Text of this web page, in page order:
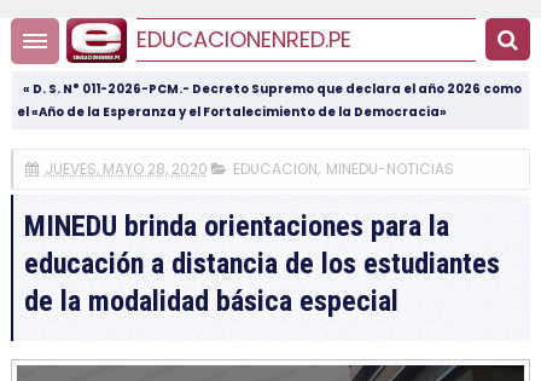
EDUCACIONENRED.PE
« D. S. N° 011-2026-PCM.- Decreto Supremo que declara el año 2026 como
el «Año de la Esperanza y el Fortalecimiento de la Democracia»
JUEVES, MAYO 28, 2020 EDUCACION, MINEDU-NOTICIAS
MINEDU brinda orientaciones para la
educación a distancia de los estudiantes
de la modalidad básica especial